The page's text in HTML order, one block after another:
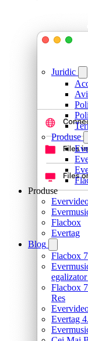
Juridic
Produse
Produse
Flacbox
Evertag
Blog
Flacbox
Flacbox
Res
Evertag